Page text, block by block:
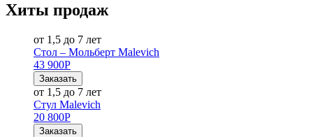
Хиты продаж
от 1,5 до 7 лет
Стол – Мольберт Malevich
43 900Р
Заказать
от 1,5 до 7 лет
Стул Malevich
20 800Р
Заказать